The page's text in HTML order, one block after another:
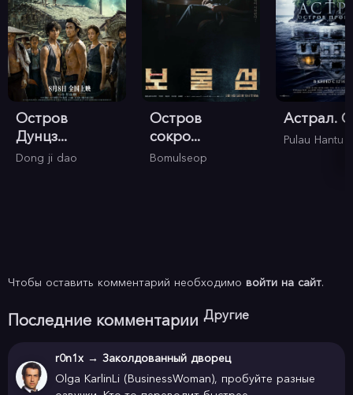
Остров
Дунцз...
Dong ji dao
Остров
сокро...
Bomulseop
Астрал.
Pulau Hantu
Чтобы оставить комментарий необходимо войти на сайт.
Последние комментарии Другие
r0n1x → Заколдованный дворец
Olga KarlinLi (BusinessWoman), пробуйте разные